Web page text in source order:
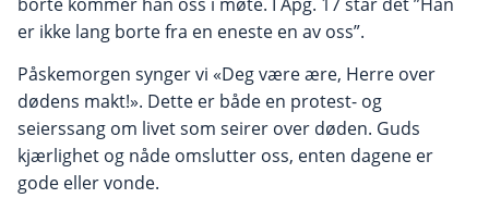
er ikke lang borte fra en eneste en av oss”.
Påskemorgen synger vi «Deg være ære, Herre over
dødens makt!». Dette er både en protest- og
seierssang om livet som seirer over døden. Guds
kjærlighet og nåde omslutter oss, enten dagene er
gode eller vonde.